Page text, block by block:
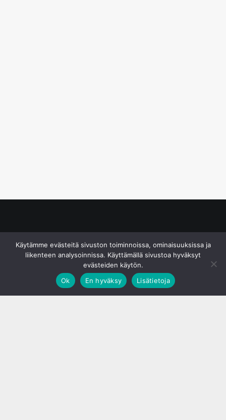
Käytämme evästeitä sivuston toiminnoissa, ominaisuuksissa ja
liikenteen analysoinnissa. Käyttämällä sivustoa hyväksyt
evästeiden käytön.
Ok
En hyväksy Lisätietoja